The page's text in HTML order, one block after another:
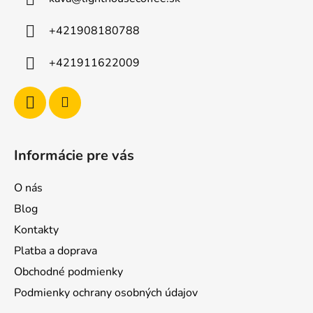
+421908180788
+421911622009
Informácie pre vás
O nás
Blog
Kontakty
Platba a doprava
Obchodné podmienky
Podmienky ochrany osobných údajov